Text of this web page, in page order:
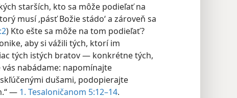
starších, kto sa môže podieľať na
musí ‚pásť Božie stádo‘ a zároveň sa
) Kto ešte sa môže na tom podieľať?
aby si vážili tých, ktorí im
tých istých bratov — konkrétne tých,
nabádame: napomínajte
dušami, podopierajte
— 1. Tesaloničanom 5:12–14.